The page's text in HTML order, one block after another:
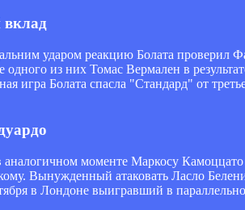
ударом реакцию Болата проверил
из них Томас Вермален в
игра Болата спасла "Стандард" от
аналогичном моменте Маркосу Камоццато
Вынужденный атаковать Ласло
в Лондоне выигравший в